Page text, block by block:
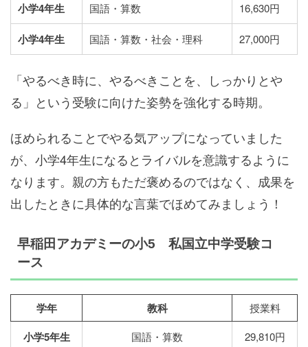
小学4年生 国語・算数 16,630円
小学4年生 国語・算数・社会・理科 27,000円
「やるべき時に、やるべきことを、しっかりとや
る」という受験に向けた姿勢を強化する時期。
ほめられることでやる気アップになっていました
が、小学4年生になるとライバルを意識するように
なります。親の方もただ褒めるのではなく、成果を
出したときに具体的な言葉でほめてみましょう！
早稲田アカデミーの小5 私国立中学受験コ
ース
学年 教科 授業料
小学5年生 国語・算数 29,810円